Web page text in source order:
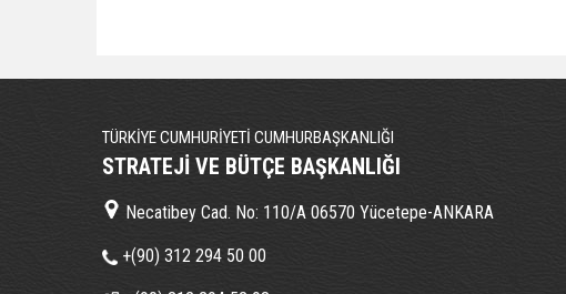
TÜRKİYE CUMHURİYETİ CUMHURBAŞKANLIĞI
STRATEJİ VE BÜTÇE BAŞKANLIĞI
Necatibey Cad. No: 110/A 06570 Yücetepe-ANKARA
+(90) 312 294 50 00